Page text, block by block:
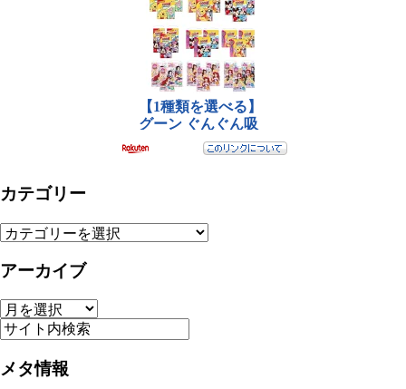
カテゴリー
カ
ゴ
ー
アーカイブ
ア
ー
カ
イ
メタ情報